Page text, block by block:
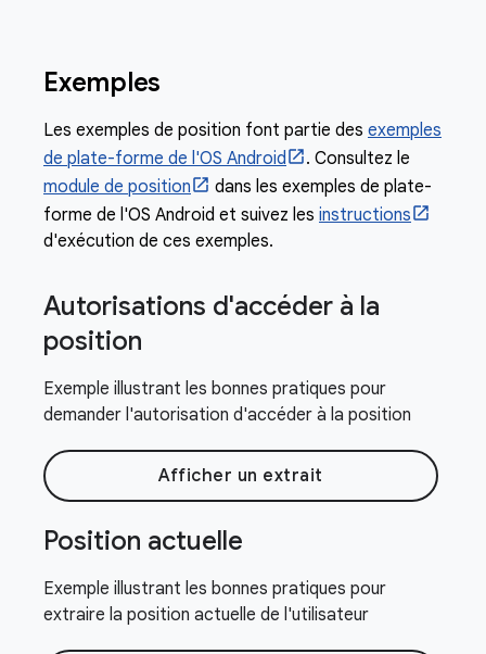
Exemples
Les exemples de position font partie des exemples
de plate-forme de l'OS Android
. Consultez le
module de position
dans les exemples de plate-
forme de l'OS Android et suivez les instructions
d'exécution de ces exemples.
Autorisations d'accéder à la
position
Exemple illustrant les bonnes pratiques pour
demander l'autorisation d'accéder à la position
Afficher un extrait
Position actuelle
Exemple illustrant les bonnes pratiques pour
extraire la position actuelle de l'utilisateur